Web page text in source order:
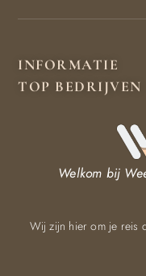
INFORMATIE
TOP BEDRIJVEN
Welkom bij
Wij zijn hier om je reis